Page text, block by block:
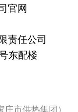
官网
责任公司
东配楼
庄市供热集团）